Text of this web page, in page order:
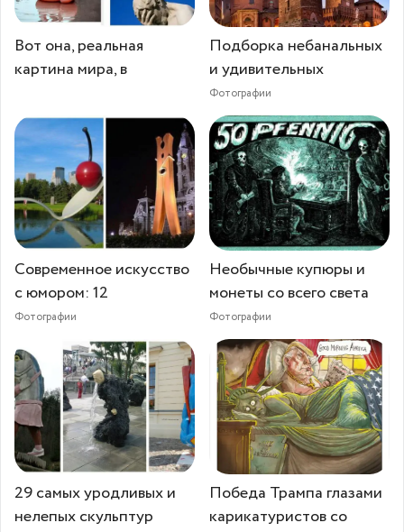
Вот она, реальная
картина мира, в
Подборка небанальных
и удивительных
Фотографии
Современное искусство
с юмором: 12
Фотографии
Необычные купюры и
монеты со всего света
Фотографии
29 самых уродливых и
нелепых скульптур
Победа Трампа глазами
карикатуристов со